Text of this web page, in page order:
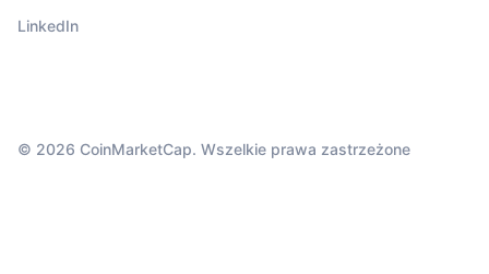
LinkedIn
© 2026 CoinMarketCap. Wszelkie prawa zastrzeżone